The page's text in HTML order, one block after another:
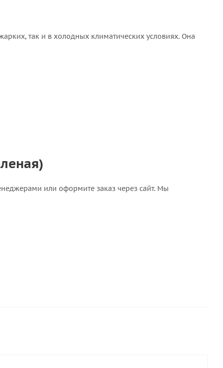
так и в холодных климатических условиях. Она
или оформите заказ через сайт. Мы